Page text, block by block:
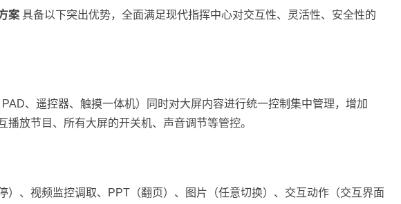
案 具备以下突出优势，全面满足现代指挥中心对交互性、灵活性、安全性的
、遥控器、触摸一体机）同时对大屏内容进行统一控制集中管理，增加
放节目、所有大屏的开关机、声音调节等管控。
）、视频监控调取、PPT（翻页）、图片（任意切换）、交互动作（交互界面